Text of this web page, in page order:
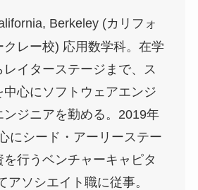
Berkeley (カリフォ
クレー校) 応用数学科。在学
イターステージまで、ス
中心にソフトウェアエンジ
ンジニアを勤める。2019年
にシード・アーリーステー
を行うベンチャーキャピタ
アソシエイト職に従事。